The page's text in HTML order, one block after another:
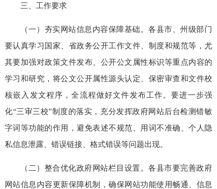
三、工作要求
（一）夯实网站信息内容保障基础。各县市、州级部门
要认真学习国家、省政务公开工作文件、制度和规范等，尤
其要加强对政策文件发布、公开公文属性标识等重点内容的
学习和研究，将公文公开属性源头认定、保密审查和文件校
核嵌入发文程序，全流程做好文件发布工作。要进一步强
化“三审三校”制度的落实，充分发挥政府网站后台检测错敏
字词等功能的作用，避免表述不规范、用词不准确、个人隐
私信息泄露、错误链接、格式错误等问题出现。
（二）整合优化政府网站栏目设置。各县市要完善政府
网站信息内容更新保障机制，确保网站功能使用畅通、信息